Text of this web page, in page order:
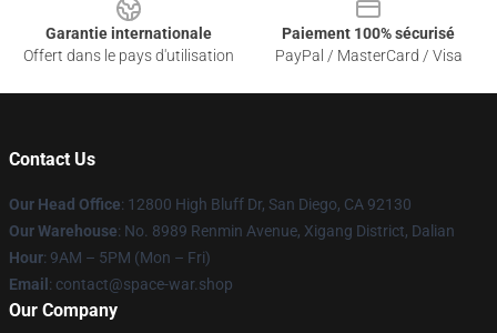
Garantie internationale
Offert dans le pays d'utilisation
Paiement 100% sécurisé
PayPal / MasterCard / Visa
Contact Us
Our Head Office: 12800 High Bluff Dr, San Diego, CA 92130
Our Warehouse: No. 8989 Renmin Avenue, Xigang District, Dalian
Hour: 9AM – 5PM (Mon – Fri)
Email : contact@space-war.shop
Our Company